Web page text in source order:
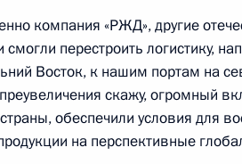
Правительства
компания «РЖД», другие
перестроить логистику,
Восток, к нашим портам на
скажу, огромный
обеспечили условия для
на перспективные